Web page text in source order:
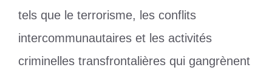
tels que le terrorisme, les conflits
intercommunautaires et les activités
criminelles transfrontalières qui gangrènent